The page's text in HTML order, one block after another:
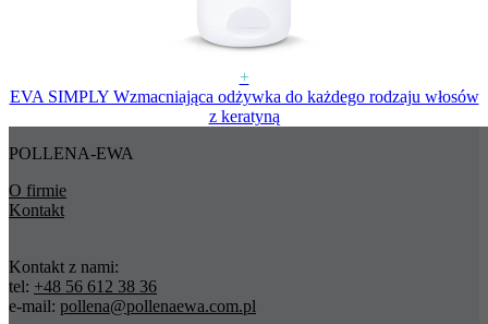
+
EVA SIMPLY Wzmacniająca odżywka do każdego rodzaju włosów
z keratyną
POLLENA-EWA
O firmie
Kontakt
Kontakt z nami:
tel: +48 56 612 38 36
e-mail: pollena@pollenaewa.com.pl